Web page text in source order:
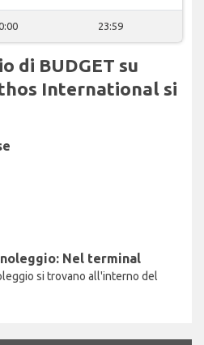
23:59
di BUDGET su
International si
Nel terminal
si trovano all'interno del